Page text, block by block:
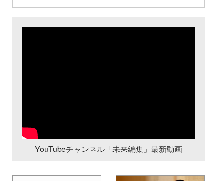
YouTubeチャンネル「未来編集」最新動画